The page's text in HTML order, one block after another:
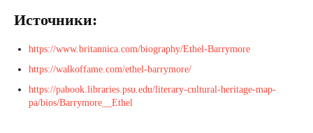
Источники:
https://www.britannica.com/biography/Ethel-Barrymore
https://walkoffame.com/ethel-barrymore/
https://pabook.libraries.psu.edu/literary-cultural-heritage-map-
pa/bios/Barrymore__Ethel